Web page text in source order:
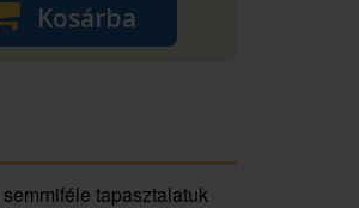
Kosárba
tapasztalatuk